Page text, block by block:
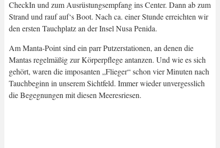
CheckIn und zum Ausrüstungsempfang ins Center. Dann ab zum
Strand und rauf auf‘s Boot. Nach ca. einer Stunde erreichten wir
den ersten Tauchplatz an der Insel Nusa Penida.
Am Manta-Point sind ein parr Putzerstationen, an denen die
Mantas regelmäßig zur Körperpflege antanzen. Und wie es sich
gehört, waren die imposanten „Flieger“ schon vier Minuten nach
Tauchbeginn in unserem Sichtfeld. Immer wieder unvergesslich
die Begegnungen mit diesen Meeresriesen.